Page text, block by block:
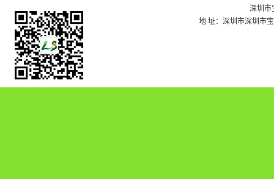
深圳市
地 址：深圳市深圳市